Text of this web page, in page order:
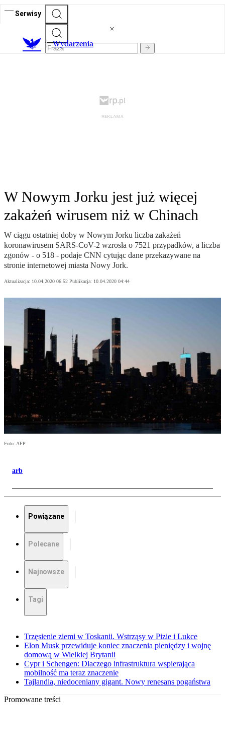
Serwisy
Wydarzenia
W Nowym Jorku jest już więcej
zakażeń wirusem niż w Chinach
W ciągu ostatniej doby w Nowym Jorku liczba zakażeń
koronawirusem SARS-CoV-2 wzrosła o 7521 przypadków, a liczba
zgonów - o 518 - podaje CNN cytując dane przekazywane na
stronie internetowej miasta Nowy Jork.
Aktualizacja: 10.04.2020 06:52 Publikacja: 10.04.2020 04:44
Foto: AFP
arb
Powiązane
Polecane
Najnowsze
Tagi
Trzęsienie ziemi w Toskanii. Wstrząsy w Pizie i Lukce
Elon Musk przewiduje koniec znaczenia pieniędzy i wojnę
domową w Wielkiej Brytanii
Cypr i Schengen: Dlaczego infrastruktura wspierająca
mobilność ma teraz znaczenie
Tajlandia, niedoceniany gigant. Nowy renesans pogaństwa
Promowane treści